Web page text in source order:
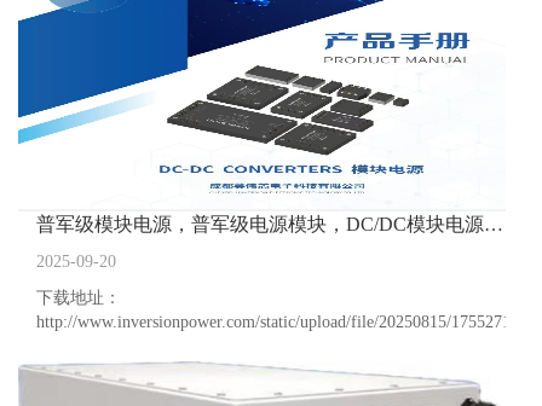
普军级模块电源，普军级电源模块，DC/DC模块电源，产品选型手册下载
2025-09-20
下载地址：
http://www.inversionpower.com/static/upload/file/20250815/